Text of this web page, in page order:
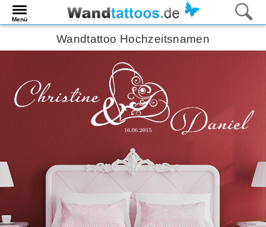
Menü
Wandtattoo Hochzeitsnamen